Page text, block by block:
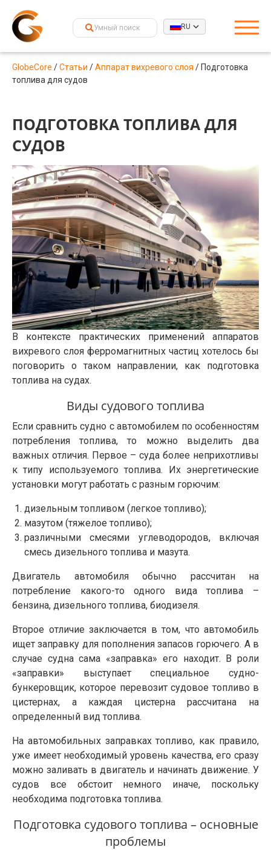
RU
GlobeCore /Статьи /Аппарат вихревого слоя / Подготовка
топлива для судов
ПОДГОТОВКА ТОПЛИВА ДЛЯ
СУДОВ
В контексте практических применений аппаратов
вихревого слоя ферромагнитных частиц хотелось бы
поговорить о таком направлении, как подготовка
топлива на судах.
Виды судового топлива
Если сравнить судно с автомобилем по особенностям
потребления топлива, то можно выделить два
важных отличия. Первое – суда более неприхотливы
к типу используемого топлива. Их энергетические
установки могут работать с разным горючим:
дизельным топливом (легкое топливо);
мазутом (тяжелое топливо);
различными смесями углеводородов, включая
смесь дизельного топлива и мазута.
Двигатель автомобиля обычно расcчитан на
потребление какого-то одного вида топлива –
бензина, дизельного топлива, биодизеля.
Второе отличие заключается в том, что автомобиль
ищет заправку для пополнения запасов горючего. А в
случае судна сама «заправка» его находит. В роли
«заправки» выступает специальное судно-
бункеровщик, которое перевозит судовое топливо в
цистернах, а каждая цистерна рассчитана на
определенный вид топлива.
На автомобильных заправках топливо, как правило,
уже имеет необходимый уровень качества, его сразу
можно заливать в двигатель и начинать движение. У
судов все обстоит немного иначе, поскольку
необходима подготовка топлива.
Подготовка судового топлива – основные
проблемы